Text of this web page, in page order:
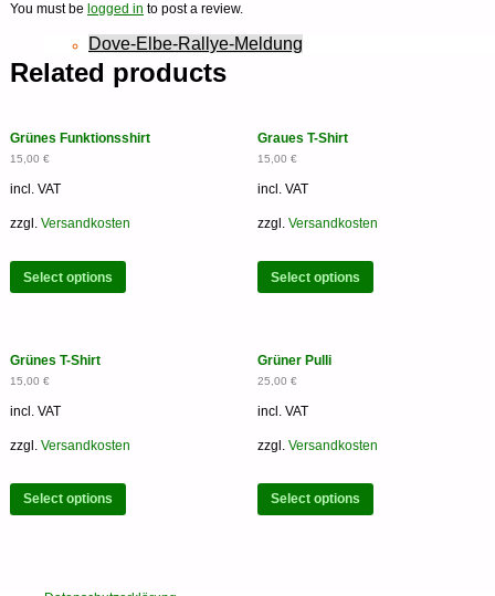
Dove-Elbe-Rallye-Meldung
You must be logged in to post a review.
Related products
Grünes Funktionsshirt
15,00 €
incl. VAT
zzgl. Versandkosten
Select options
Graues T-Shirt
15,00 €
incl. VAT
zzgl. Versandkosten
Select options
Grünes T-Shirt
15,00 €
incl. VAT
zzgl. Versandkosten
Select options
Grüner Pulli
25,00 €
incl. VAT
zzgl. Versandkosten
Select options